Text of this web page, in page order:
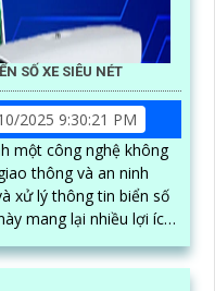
SỐ XE SIÊU NÉT
2025 9:30:21 PM
một công nghệ không
thông và an ninh
mang lại nhiều lợi ích
đến việc nâng cao hiệu